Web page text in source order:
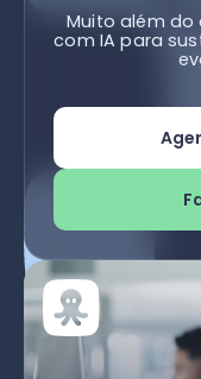
Muito além
com IA para